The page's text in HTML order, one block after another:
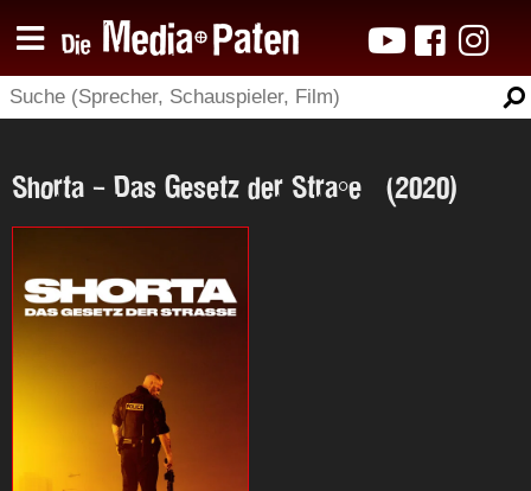
Shorta - Das Gesetz der Straße (2020)